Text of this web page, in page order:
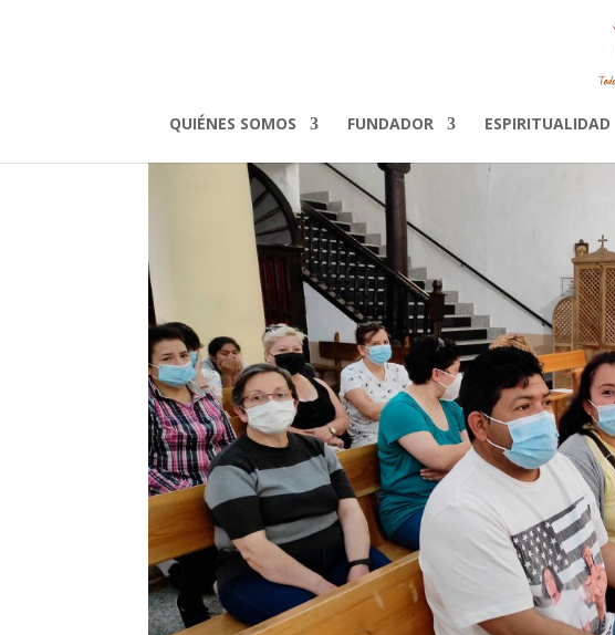
QUIÉNES SOMOS FUNDADOR ESPIRITUALIDAD
poradmin| May 30, 2022